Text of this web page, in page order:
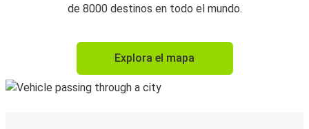
de 8000 destinos en todo el mundo.
Explora el mapa